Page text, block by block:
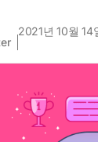
2021년 10월 14